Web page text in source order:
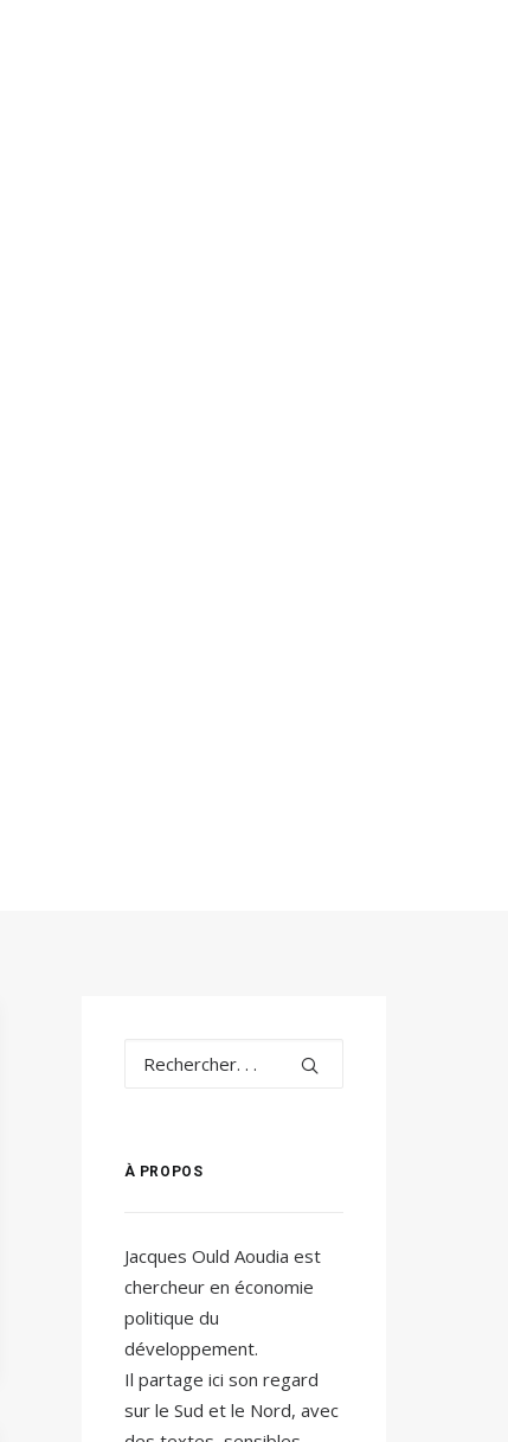
À PROPOS
Jacques Ould Aoudia est
chercheur en économie
politique du
développement.
Il partage ici son regard
sur le Sud et le Nord, avec